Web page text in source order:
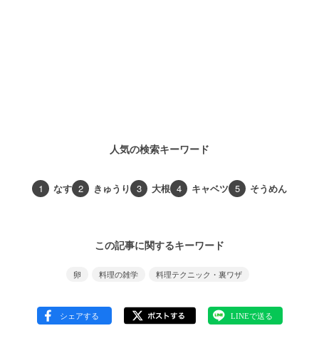
人気の検索キーワード
1 なす 2 きゅうり 3 大根 4 キャベツ 5 そうめん
この記事に関するキーワード
卵 料理の雑学 料理テクニック・裏ワザ